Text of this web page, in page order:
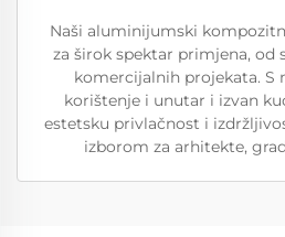
Naši aluminijumski
za širok spektar primjena, od
komercijalnih projekata. S
korištenje i unutar i izvan
estetsku privlačnost i
izborom za arhitekte,